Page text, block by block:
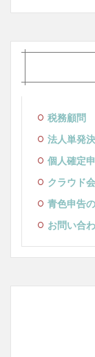
税務顧問
法人単発
個人確定
クラウド
青色申告
お問い合